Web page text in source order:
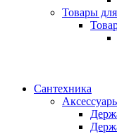
Товары
Сантехника